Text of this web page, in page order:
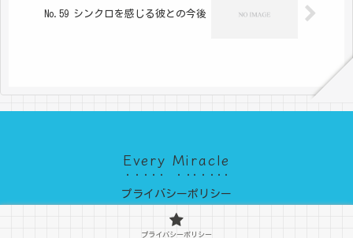
No.59 シンクロを感じる彼との今後
Every Miracle
プライバシーポリシー
© 2022 Every Miracle.
プライバシーポリシー